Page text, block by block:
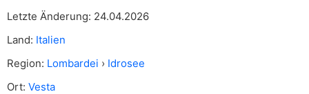
Letzte Änderung: 24.04.2026
Land: Italien
Region: Lombardei › Idrosee
Ort: Vesta